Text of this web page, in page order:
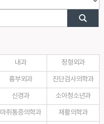
내과 정형외과
흉부외과 진단검사의학과
신경과 소아청소년과
마취통증의학과 재활의학과